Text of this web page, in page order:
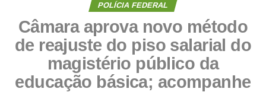
POLÍCIA FEDERAL
Câmara aprova novo método
de reajuste do piso salarial do
magistério público da
educação básica; acompanhe